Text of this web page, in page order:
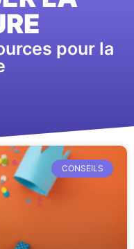
pour la
CONSEILS